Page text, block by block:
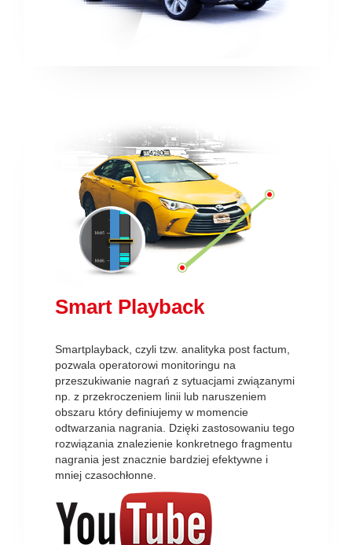
Smart Playback
Smartplayback, czyli tzw. analityka post factum,
pozwala operatorowi monitoringu na
przeszukiwanie nagrań z sytuacjami związanymi
np. z przekroczeniem linii lub naruszeniem
obszaru który definiujemy w momencie
odtwarzania nagrania. Dzięki zastosowaniu tego
rozwiązania znalezienie konkretnego fragmentu
nagrania jest znacznie bardziej efektywne i
mniej czasochłonne.